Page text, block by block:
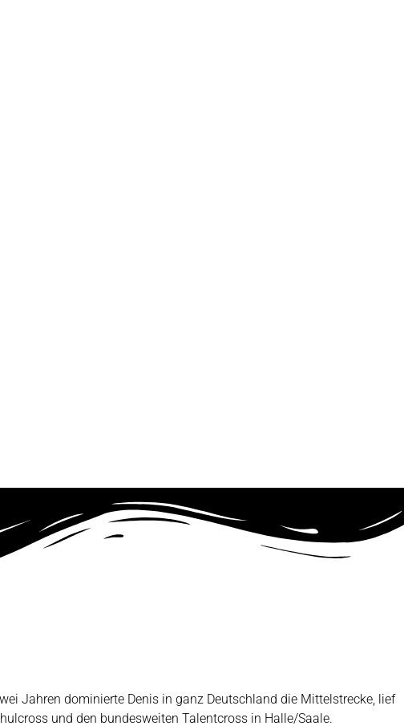
Jahren dominierte Denis in ganz Deutschland die Mittelstrecke, lief
und den bundesweiten Talentcross in Halle/Saale.